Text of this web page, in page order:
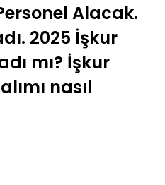
Alacak.
2025 İşkur
mı? İşkur
nasıl